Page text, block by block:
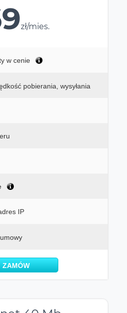
zł/mies.
w cenie
pobierania, wysyłania
IP
ZAMÓW